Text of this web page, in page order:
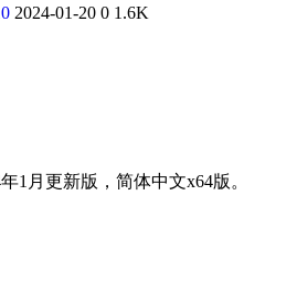
2024-01-20 0 1.6K
1月更新版，简体中文x64版。